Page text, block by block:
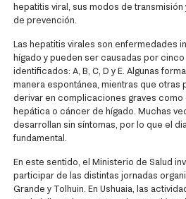
hepatitis viral, sus modos de
de prevención.
Las hepatitis virales son enfermedades
hígado y pueden ser causadas por
identificados: A, B, C, D y E. Algunas
manera espontánea, mientras que otras
derivar en complicaciones graves
hepática o cáncer de hígado. Muchas
desarrollan sin síntomas, por lo que el
fundamental.
En este sentido, el Ministerio de Salud
participar de las distintas jornadas
Grande y Tolhuin. En Ushuaia, las